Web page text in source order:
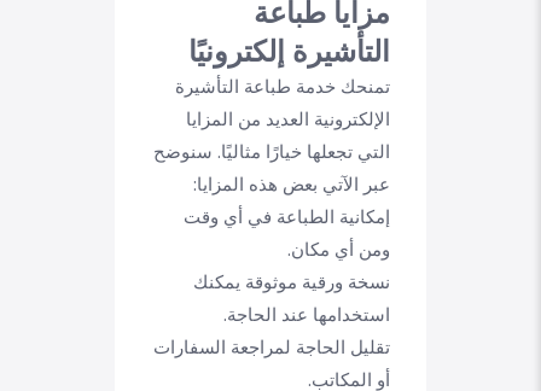
مزايا طباعة
التأشيرة إلكترونيًا
تمنحك خدمة طباعة التأشيرة
الإلكترونية العديد من المزايا
التي تجعلها خيارًا مثاليًا. سنوضح
عبر الآتي بعض هذه المزايا:
إمكانية الطباعة في أي وقت
ومن أي مكان.
نسخة ورقية موثوقة يمكنك
استخدامها عند الحاجة.
تقليل الحاجة لمراجعة السفارات
أو المكاتب.